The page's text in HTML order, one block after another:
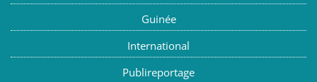
Guinée
International
Publireportage